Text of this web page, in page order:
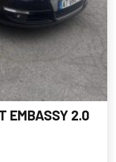
EMBASSY 2.0